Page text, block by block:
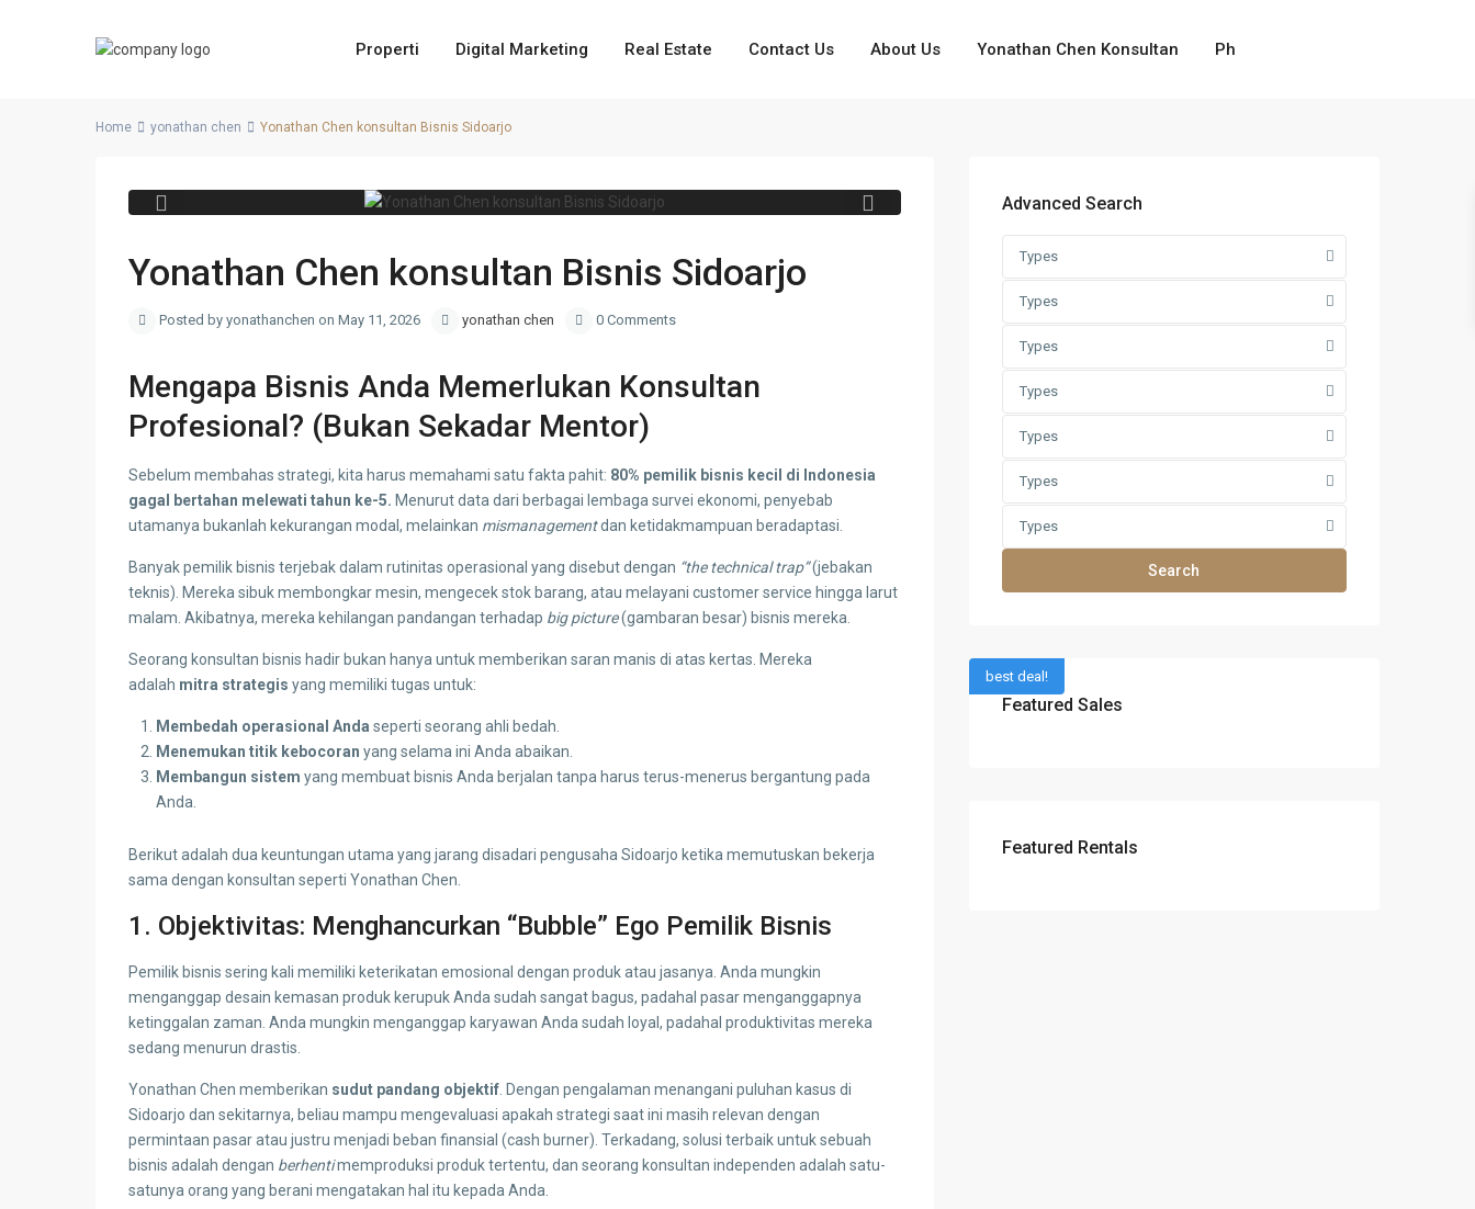
Properti Digital Marketing Real Estate Contact Us About Us Yonathan Chen Konsultan Ph
Home yonathan chen Yonathan Chen konsultan Bisnis Sidoarjo
Previous Next
Yonathan Chen konsultan Bisnis Sidoarjo
Posted by yonathanchen on May 11, 2026 yonathan chen 0 Comments
Mengapa Bisnis Anda Memerlukan Konsultan
Profesional? (Bukan Sekadar Mentor)
Sebelum membahas strategi, kita harus memahami satu fakta pahit: 80% pemilik bisnis kecil di Indonesia
gagal bertahan melewati tahun ke-5. Menurut data dari berbagai lembaga survei ekonomi, penyebab
utamanya bukanlah kekurangan modal, melainkan mismanagementdan ketidakmampuan beradaptasi.
Banyak pemilik bisnis terjebak dalam rutinitas operasional yang disebut dengan “the technical trap”(jebakan
teknis). Mereka sibuk membongkar mesin, mengecek stok barang, atau melayani customer service hingga larut
malam. Akibatnya, mereka kehilangan pandangan terhadap big picture(gambaran besar) bisnis mereka.
Seorang konsultan bisnis hadir bukan hanya untuk memberikan saran manis di atas kertas. Mereka
adalah mitra strategis yang memiliki tugas untuk:
Membedah operasional Anda seperti seorang ahli bedah.
Menemukan titik kebocoran yang selama ini Anda abaikan.
Membangun sistem yang membuat bisnis Anda berjalan tanpa harus terus-menerus bergantung pada
Anda.
Berikut adalah dua keuntungan utama yang jarang disadari pengusaha Sidoarjo ketika memutuskan bekerja
sama dengan konsultan seperti Yonathan Chen.
1. Objektivitas: Menghancurkan “Bubble” Ego Pemilik Bisnis
Pemilik bisnis sering kali memiliki keterikatan emosional dengan produk atau jasanya. Anda mungkin
menganggap desain kemasan produk kerupuk Anda sudah sangat bagus, padahal pasar menganggapnya
ketinggalan zaman. Anda mungkin menganggap karyawan Anda sudah loyal, padahal produktivitas mereka
sedang menurun drastis.
Yonathan Chen memberikan sudut pandang objektif . Dengan pengalaman menangani puluhan kasus di
Sidoarjo dan sekitarnya, beliau mampu mengevaluasi apakah strategi saat ini masih relevan dengan
permintaan pasar atau justru menjadi beban finansial (cash burner). Terkadang, solusi terbaik untuk sebuah
bisnis adalah dengan berhentimemproduksi produk tertentu, dan seorang konsultan independen adalah satu-
satunya orang yang berani mengatakan hal itu kepada Anda.
Advanced Search
Types
Types
Types
Types
Types
Types
Types
Search
best deal!
Featured Sales
Featured Rentals